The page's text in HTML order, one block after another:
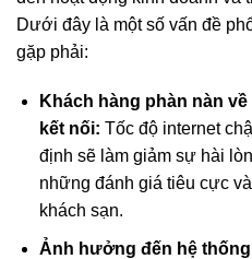
Dưới đây là một số vấn đề
gặp phải:
Khách hàng phàn nàn
kết nối: Tốc độ internet
định sẽ làm giảm sự hài
những đánh giá tiêu cực
khách sạn.
Ảnh hưởng đến hệ